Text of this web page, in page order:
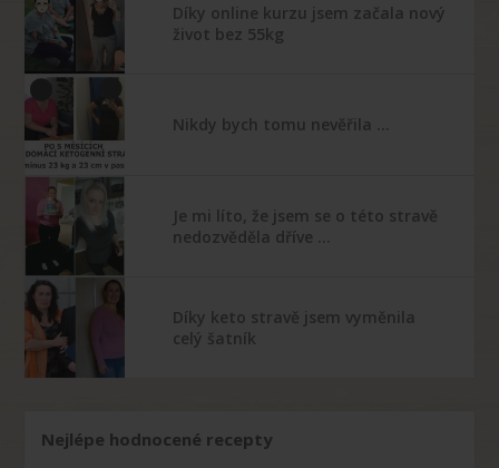
Díky online kurzu jsem začala nový
život bez 55kg
Nikdy bych tomu nevěřila …
Je mi líto, že jsem se o této stravě
nedozvěděla dříve …
Díky keto stravě jsem vyměnila
celý šatník
Nejlépe hodnocené recepty